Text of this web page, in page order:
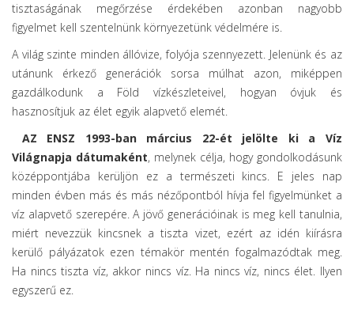
tisztaságának megőrzése érdekében azonban nagyobb
figyelmet kell szentelnünk környezetünk védelmére is.
A világ szinte minden állóvize, folyója szennyezett. Jelenünk és az
utánunk érkező generációk sorsa múlhat azon, miképpen
gazdálkodunk a Föld vízkészleteivel, hogyan óvjuk és
hasznosítjuk az élet egyik alapvető elemét.
AZ ENSZ 1993-ban március 22-ét jelölte ki a Víz
Világnapja dátumaként, melynek célja, hogy gondolkodásunk
középpontjába kerüljön ez a természeti kincs. E jeles nap
minden évben más és más nézőpontból hívja fel figyelmünket a
víz alapvető szerepére. A jövő generációinak is meg kell tanulnia,
miért nevezzük kincsnek a tiszta vizet, ezért az idén kiírásra
kerülő pályázatok ezen témakör mentén fogalmazódtak meg.
Ha nincs tiszta víz, akkor nincs víz. Ha nincs víz, nincs élet. Ilyen
egyszerű ez.